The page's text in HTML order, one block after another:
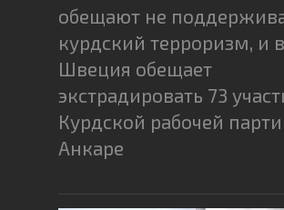
обещают не
курдский терроризм, и
Швеция обещает
экстрадировать 73
Курдской рабочей
Анкаре